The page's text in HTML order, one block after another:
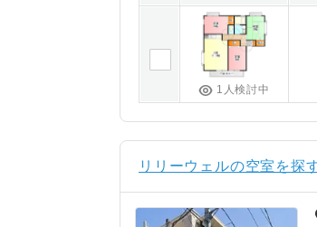
1人検討中
リリーウェルの空室を探